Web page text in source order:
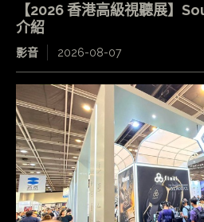
【2026 香港高級視聽展】
介紹
影音 2026-08-07